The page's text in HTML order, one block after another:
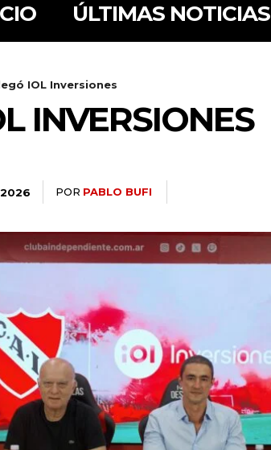
ÚLTIMAS NOTICIAS
IOL Inversiones
INVERSIONES
2026 POR PABLO BUFI